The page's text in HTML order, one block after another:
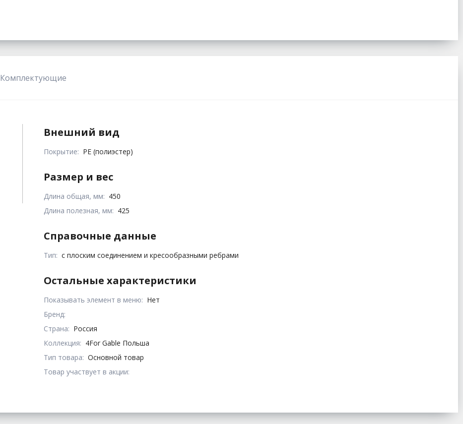
Комплектующие
Внешний вид
Покрытие: PE (полиэстер)
Размер и вес
Длина общая, мм: 450
Длина полезная, мм: 425
Справочные данные
Тип: с плоским соединением и кресообразными ребрами
Остальные характеристики
Показывать элемент в меню: Нет
Бренд:
Страна: Россия
Коллекция: 4For Gable Польша
Тип товара: Основной товар
Товар участвует в акции: